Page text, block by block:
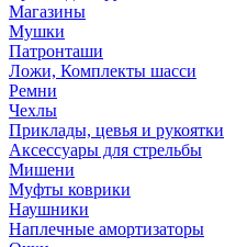
Магазины
Мушки
Патронташи
Ложи, Комплекты шасси
Ремни
Чехлы
Приклады, цевья и рукоятки
Аксессуары для стрельбы
Мишени
Муфты коврики
Наушники
Наплечные амортизаторы